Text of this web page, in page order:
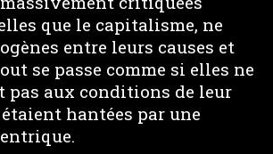
que le capitalisme, ne
entre leurs causes et
se passe comme si elles ne
pas aux conditions de leur
hantées par une